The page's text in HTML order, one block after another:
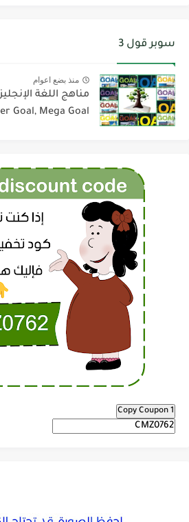
سوبر قول 3
منذ بضع اعوام
مناهج اللغة
Goal, Mega Goal
Copy Coupon 1